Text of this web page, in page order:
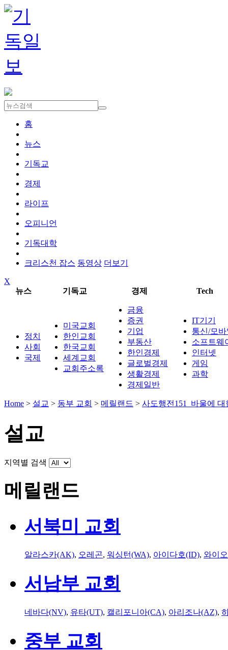
홈
뉴스
기독교
경제
라이프
오피니언
기독대학
크리스천 잡스 동영상 더보기
X
뉴스
기독교 경제 Tech
정치
사회
국제
미국교회
한인교회
한국교회
세계교회
교회주소록
금융
증권
기업
부동산
한인경제
글로벌경제
생활경제
경제일반
IT기기
통신/모
소프트웨
인터넷
게임
과학
Home > 설교 > 동부 교회 > 메릴랜드 > 사도행전151_바울에 대
설교
지역별 검색
메릴랜드
서북미 교회
알라스카(AK), 오레곤, 워싱턴(WA), 아이다호(ID), 와이
서남부 교회
네바다(NV), 유타(UT), 캘리포니아(CA), 아리조나(AZ),
중부 교회